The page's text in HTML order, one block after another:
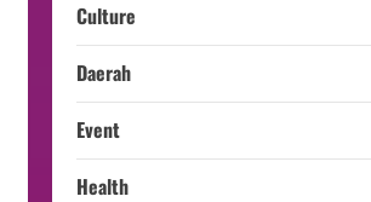
Culture
Daerah
Event
Health